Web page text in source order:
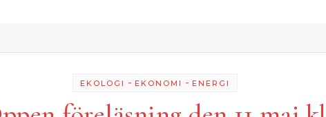
EKOLOGI - EKONOMI - ENERGI